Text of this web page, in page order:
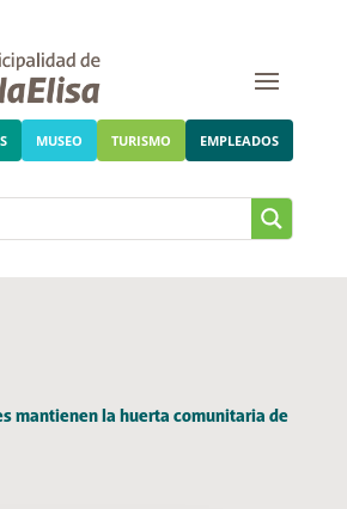
MUSEO TURISMO EMPLEADOS
mantienen la huerta comunitaria de